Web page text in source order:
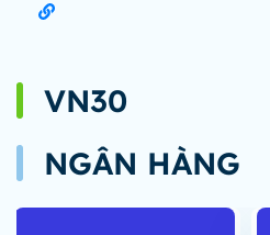
VN30
NGÂN HÀNG